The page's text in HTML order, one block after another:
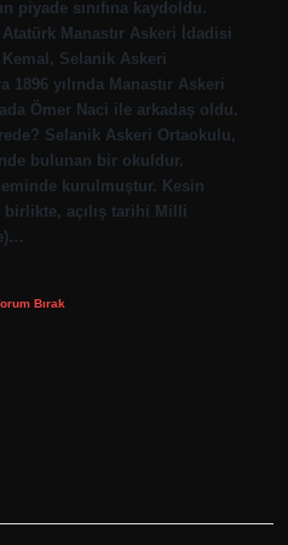
piyade sınıfına kaydoldu.
Manastır Askeri İdadisi
Selanik Askeri
yılında Manastır Askeri
Ömer Naci ile arkadaş oldu.
Selanik Askeri Ortaokulu,
bulunan bir okuldur.
kurulmuştur. Kesin
açılış tarihi Milli
Bırak